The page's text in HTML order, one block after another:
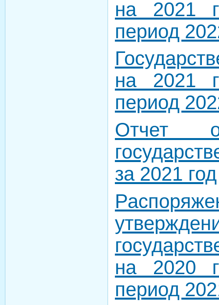
на 2021
период
на 2021
период
Отчет
за 2021 год
на 2020
период